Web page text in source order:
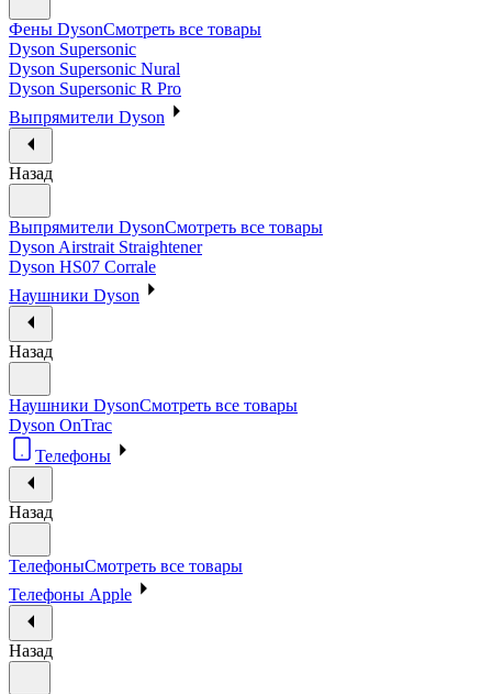
Фены DysonСмотреть все товары
Dyson Supersonic
Dyson Supersonic Nural
Dyson Supersonic R Pro
Выпрямители Dyson
Назад
Выпрямители DysonСмотреть все товары
Dyson Airstrait Straightener
Dyson HS07 Corrale
Наушники Dyson
Назад
Наушники DysonСмотреть все товары
Dyson OnTrac
Телефоны
Назад
ТелефоныСмотреть все товары
Телефоны Apple
Назад